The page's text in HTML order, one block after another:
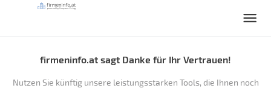
firmeninfo.at sagt Danke für Ihr Vertrauen!
Nutzen Sie künftig unsere leistungsstarken Tools, die Ihnen noch